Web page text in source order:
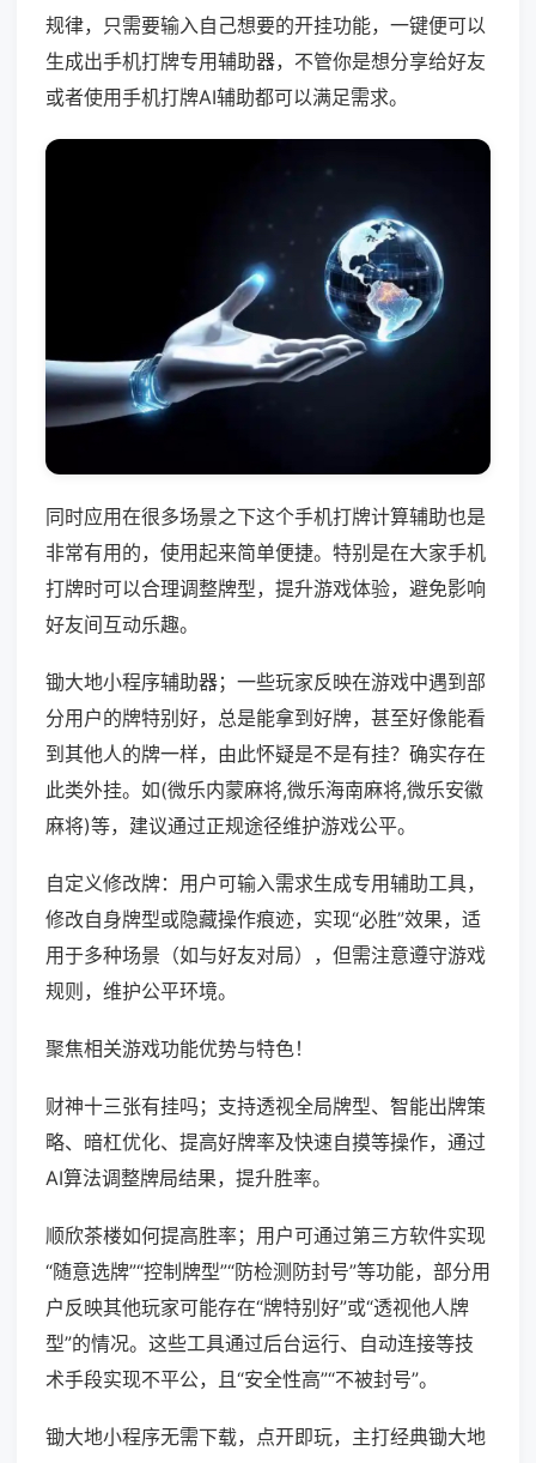
规律，只需要输入自己想要的开挂功能，一键便可以
生成出手机打牌专用辅助器，不管你是想分享给好友
或者使用手机打牌AI辅助都可以满足需求。
同时应用在很多场景之下这个手机打牌计算辅助也是
非常有用的，使用起来简单便捷。特别是在大家手机
打牌时可以合理调整牌型，提升游戏体验，避免影响
好友间互动乐趣。
锄大地小程序辅助器；一些玩家反映在游戏中遇到部
分用户的牌特别好，总是能拿到好牌，甚至好像能看
到其他人的牌一样，由此怀疑是不是有挂？确实存在
此类外挂。如(微乐内蒙麻将,微乐海南麻将,微乐安徽
麻将)等，建议通过正规途径维护游戏公平。
自定义修改牌：用户可输入需求生成专用辅助工具，
修改自身牌型或隐藏操作痕迹，实现“必胜”效果，适
用于多种场景（如与好友对局），但需注意遵守游戏
规则，维护公平环境。
聚焦相关游戏功能优势与特色！
财神十三张有挂吗；支持透视全局牌型、智能出牌策
略、暗杠优化、提高好牌率及快速自摸等操作，通过
AI算法调整牌局结果，提升胜率。
顺欣茶楼如何提高胜率；用户可通过第三方软件实现
“随意选牌”“控制牌型”“防检测防封号”等功能，部分用
户反映其他玩家可能存在“牌特别好”或“透视他人牌
型”的情况。这些工具通过后台运行、自动连接等技
术手段实现不平公，且“安全性高”“不被封号”。
锄大地小程序无需下载，点开即玩，主打经典锄大地